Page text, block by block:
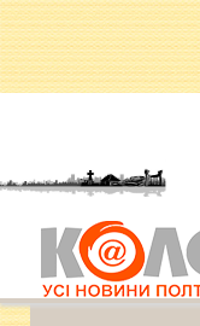
Головна » ГРВІ